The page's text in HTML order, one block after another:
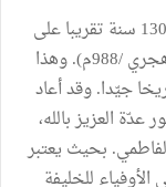
الجامع الكبير بصفاقس عاش بعد تأسيسه 130 سنة تقريبا على
وضعه الأصلي، ثم أعيد بناؤه كليا سنة (378هجري /988م). وهذا
جيّدا. وقد أعاد
عدّة العزيز بالله،
الفاطمي. بحيث يعتبر
للخليفة